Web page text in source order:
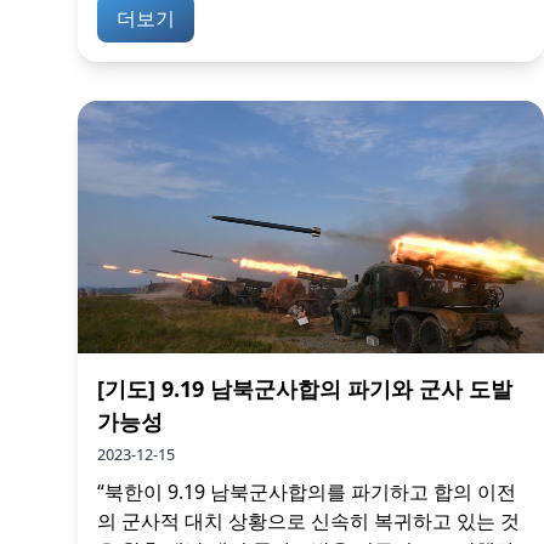
더보기
[기도] 9.19 남북군사합의 파기와 군사 도발
가능성
2023-12-15
“북한이 9.19 남북군사합의를 파기하고 합의 이전
의 군사적 대치 상황으로 신속히 복귀하고 있는 것